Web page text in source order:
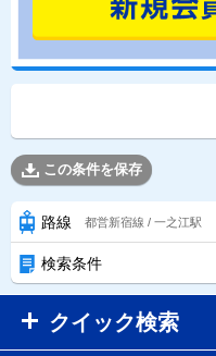
この条件を保存
路線 都営新宿線 / 一之江駅
検索条件
クイック検索